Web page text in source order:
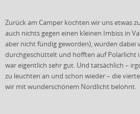
Zurück am Camper kochten wir uns etwas
auch nichts gegen einen kleinen Imbiss in
aber nicht fündig geworden), wurden dabei
durchgeschüttelt und hofften auf Polarlicht
war eigentlich sehr gut. Und tatsächlich –
zu leuchten an und schon wieder – die
wir mit wunderschönem Nordlicht belohnt.